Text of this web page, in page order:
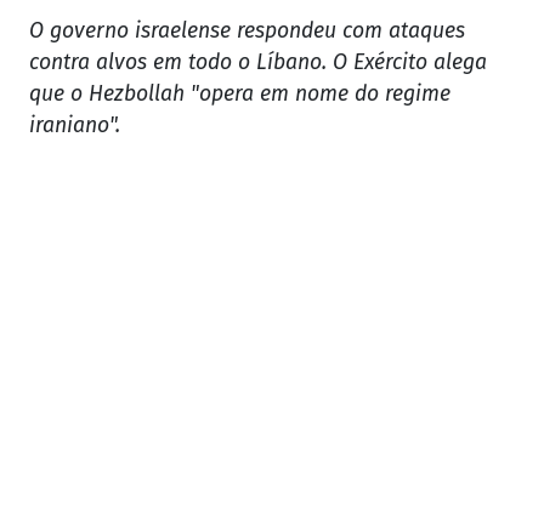
O governo israelense respondeu com ataques
contra alvos em todo o Líbano. O Exército alega
que o Hezbollah "opera em nome do regime
iraniano".